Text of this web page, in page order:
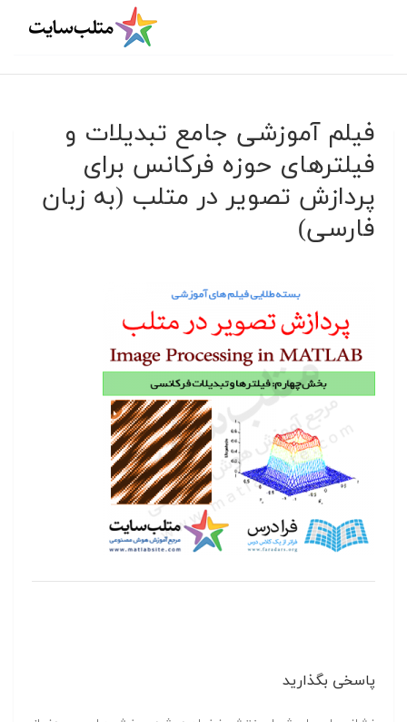
فیلم آموزشی جامع تبدیلات و
فیلترهای حوزه فرکانس برای
پردازش تصویر در متلب (به زبان
فارسی)
پاسخی بگذارید